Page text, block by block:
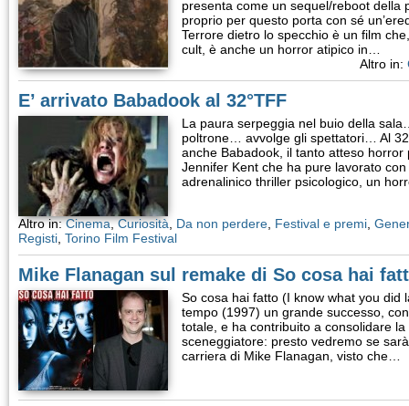
presenta come un sequel/reboot della
proprio per questo porta con sé
Terrore dietro lo specchio è un film
cult, è anche un horror atipico in…
Altro in:
E’ arrivato Babadook al 32°TFF
La paura serpeggia nel buio della
poltrone… avvolge gli spettatori… Al
anche Babadook, il tanto atteso horror
Jennifer Kent che ha pure lavorato
adrenalinico thriller psicologico, un
Altro in:Cinema,Curiosità Da non perdere Festival e premi
Registi Torino Film Festival
Mike Flanagan sul remake di So cosa hai
So cosa hai fatto (I know what you did
tempo (1997) un grande successo,
totale, e ha contribuito a consolidare
sceneggiatore: presto vedremo se
carriera di Mike Flanagan, visto che…